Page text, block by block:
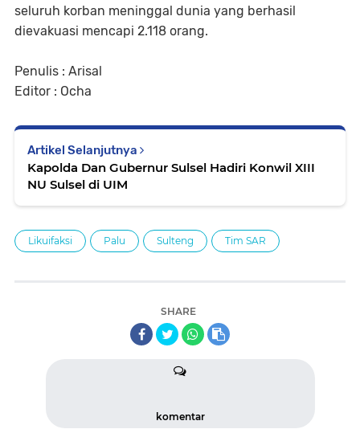
seluruh korban meninggal dunia yang berhasil
dievakuasi mencapi 2.118 orang.
Penulis : Arisal
Editor : Ocha
Artikel Selanjutnya
Kapolda Dan Gubernur Sulsel Hadiri Konwil XIII
NU Sulsel di UIM
Likuifaksi Palu Sulteng Tim SAR
SHARE
komentar